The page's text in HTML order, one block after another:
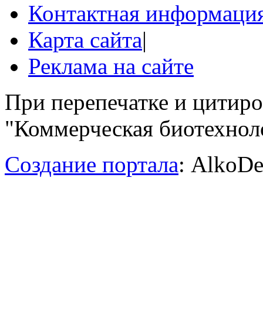
Контактная
Карта сайта|
Реклама на сайте
При перепечатке и
"Коммерческая
Создание портала: